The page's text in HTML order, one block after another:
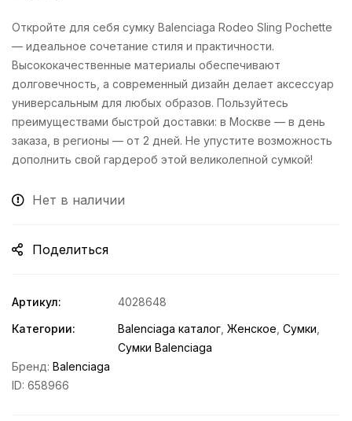
Откройте для себя сумку Balenciaga Rodeo Sling Pochette
— идеальное сочетание стиля и практичности.
Высококачественные материалы обеспечивают
долговечность, а современный дизайн делает аксессуар
универсальным для любых образов. Пользуйтесь
преимуществами быстрой доставки: в Москве — в день
заказа, в регионы — от 2 дней. Не упустите возможность
дополнить свой гардероб этой великолепной сумкой!
Нет в наличии
Поделиться
Артикул:
4028648
Категории:
Balenciaga каталог Женское Сумки
Сумки Balenciaga
Бренд: Balenciaga
ID: 658966